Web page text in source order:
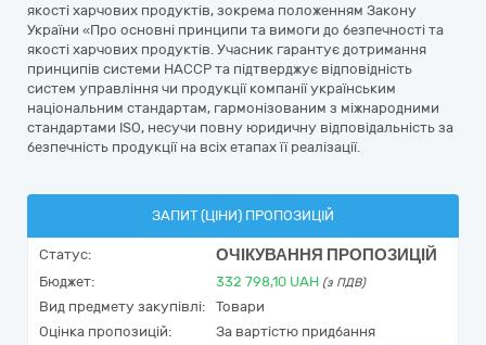
якості харчових продуктів, зокрема положенням Закону
України «Про основні принципи та вимоги до безпечності та
якості харчових продуктів. Учасник гарантує дотримання
принципів системи НАССР та підтверджує відповідність
систем управління чи продукції компанії українським
національним стандартам, гармонізованим з міжнародними
стандартами ISO, несучи повну юридичну відповідальність за
безпечність продукції на всіх етапах її реалізації.
ЗАПИТ (ЦІНИ) ПРОПОЗИЦІЙ
Статус: ОЧІКУВАННЯ ПРОПОЗИЦІЙ
Бюджет: 332 798,10 UAH (з ПДВ)
Вид предмету закупівлі:
Товари
Оцінка пропозицій:
За вартістю придбання